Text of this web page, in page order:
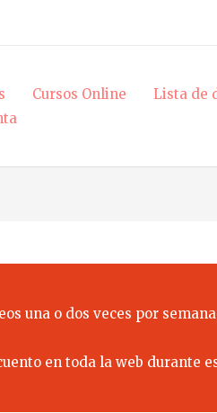
Cursos Online Lista de
una o dos veces por
en toda la web durante